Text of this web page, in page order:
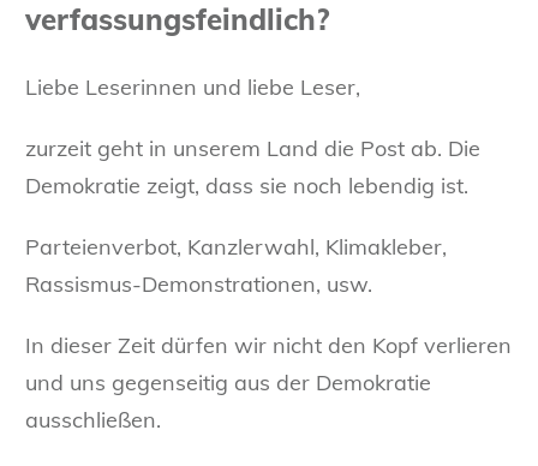
verfassungsfeindlich?
Liebe Leserinnen und liebe Leser,
zurzeit geht in unserem Land die Post ab. Die
Demokratie zeigt, dass sie noch lebendig ist.
Parteienverbot, Kanzlerwahl, Klimakleber,
Rassismus-Demonstrationen, usw.
In dieser Zeit dürfen wir nicht den Kopf verlieren
und uns gegenseitig aus der Demokratie
ausschließen.